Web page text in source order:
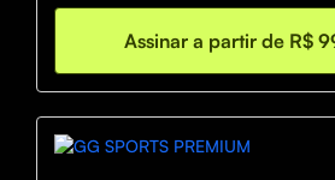
Ideal pra quem tem BANCA BAIXA.
Equipe composta por três TIPSTERS
especialistas em diversos mercados
/ FINALIZAÇÕES / DESARMES.
Assinar a partir de R$